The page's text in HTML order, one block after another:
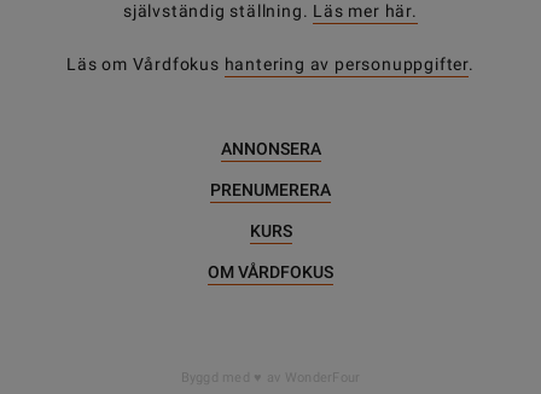
självständig ställning. Läs mer här.
Läs om Vårdfokus hantering av personuppgifter.
ANNONSERA
PRENUMERERA
KURS
OM VÅRDFOKUS
Byggd med av WonderFour